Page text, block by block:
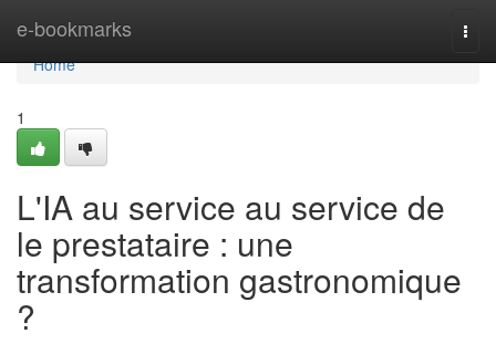
e-bookmarks
Home
Home
1
L'IA au service au service de
le prestataire : une
transformation gastronomique
?